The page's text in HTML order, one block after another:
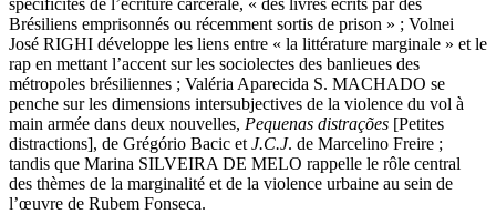
spécificités de l’écriture carcérale, « des livres écrits par des
Brésiliens emprisonnés ou récemment sortis de prison » ; Volnei
José RIGHI développe les liens entre « la littérature marginale » et le
rap en mettant l’accent sur les sociolectes des banlieues des
métropoles brésiliennes ; Valéria Aparecida S. MACHADO se
penche sur les dimensions intersubjectives de la violence du vol à
main armée dans deux nouvelles, Pequenas distrações [Petites
distractions], de Grégório Bacic et J.C.J. de Marcelino Freire ;
tandis que Marina SILVEIRA DE MELO rappelle le rôle central
des thèmes de la marginalité et de la violence urbaine au sein de
l’œuvre de Rubem Fonseca.